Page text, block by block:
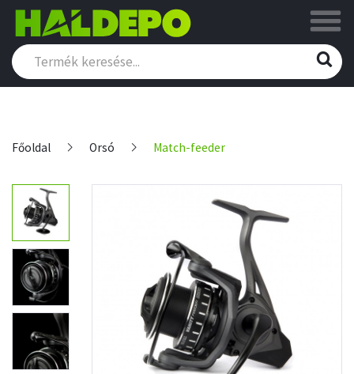
Főoldal Orsó Match-feeder